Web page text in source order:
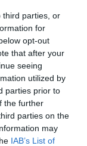
third parties, or
for
opt-out
that after your
seeing
utilized by
parties prior to
the further
parties on the
may
IAB’s List of
Ορμούζ